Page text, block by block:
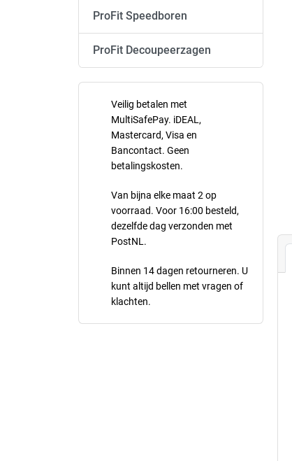
ProFit Speedboren
ProFit Decoupeerzagen
Veilig betalen met
MultiSafePay. iDEAL,
Mastercard, Visa en
Bancontact. Geen
betalingskosten.
Van bijna elke maat 2 op
voorraad. Voor 16:00 besteld,
dezelfde dag verzonden met
PostNL.
Binnen 14 dagen retourneren. U
kunt altijd bellen met vragen of
klachten.